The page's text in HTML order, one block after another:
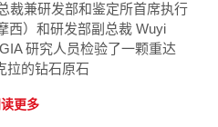
裁兼研发部和鉴定所首席执行
西）和研发部副总裁 Wuyi
研究人员检验了一颗重达
拉的钻石原石
更多